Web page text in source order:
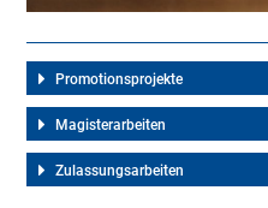
Promotionsprojekte
Magisterarbeiten
Zulassungsarbeiten